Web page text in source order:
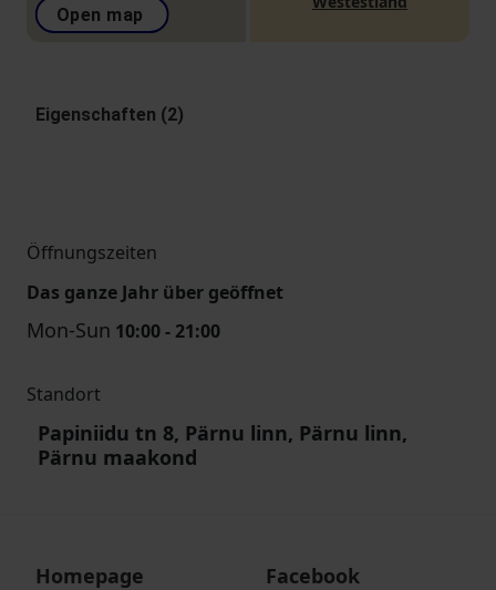
Open map
Eigenschaften (2)
Öffnungszeiten
Das ganze Jahr über geöffnet
Mon-Sun 10:00 - 21:00
Standort
Papiniidu tn 8, Pärnu linn, Pärnu linn,
Pärnu maakond
Homepage
Facebook